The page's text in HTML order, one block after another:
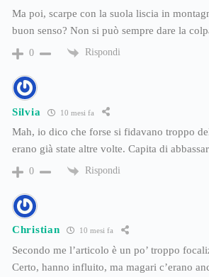
Ma poi, scarpe con la suola liscia in
buon senso? Non si può sempre dare la
0 Rispondi
Silvia 10 mesi fa
Mah, io dico che forse si fidavano troppo
erano già state altre volte. Capita di
0 Rispondi
Christian 10 mesi fa
Secondo me l’articolo è un po’ troppo
Certo, hanno influito, ma magari c’erano